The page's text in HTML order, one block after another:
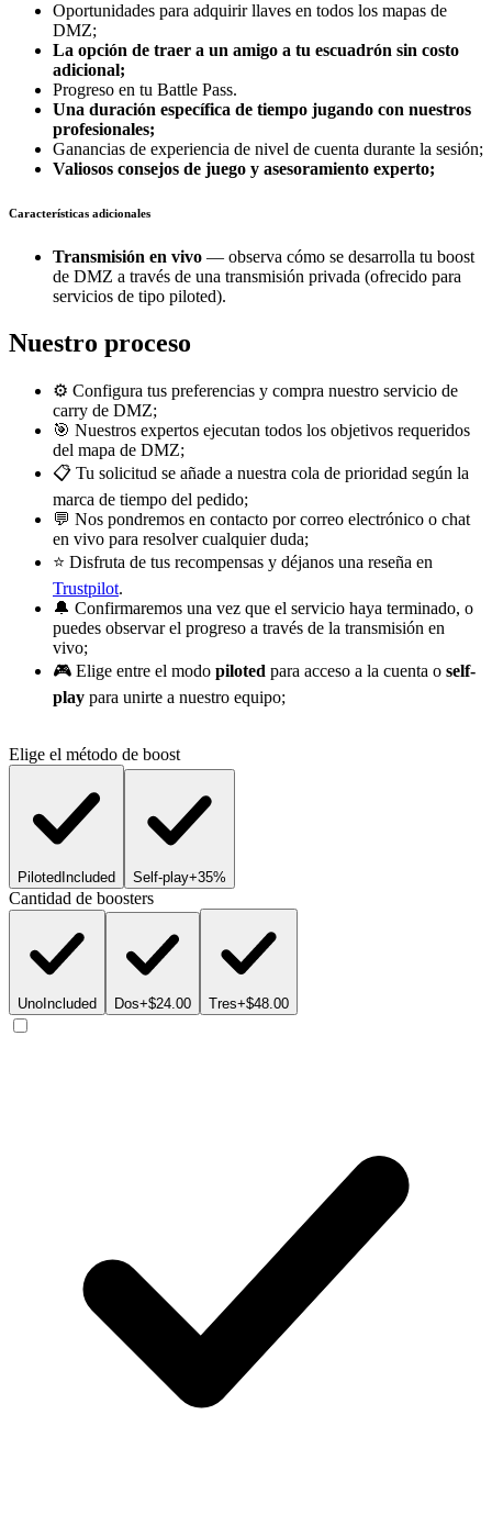
Oportunidades para adquirir llaves en todos los mapas de
DMZ;
La opción de traer a un amigo a tu escuadrón sin costo
adicional;
Progreso en tu Battle Pass.
Una duración específica de tiempo jugando con nuestros
profesionales;
Ganancias de experiencia de nivel de cuenta durante la sesión;
Valiosos consejos de juego y asesoramiento experto;
Características adicionales
Transmisión en vivo — observa cómo se desarrolla tu boost
de DMZ a través de una transmisión privada (ofrecido para
servicios de tipo piloted).
Nuestro proceso
⚙️ Configura tus preferencias y compra nuestro servicio de
carry de DMZ;
🎯 Nuestros expertos ejecutan todos los objetivos requeridos
del mapa de DMZ;
📋 Tu solicitud se añade a nuestra cola de prioridad según la
marca de tiempo del pedido;
💬 Nos pondremos en contacto por correo electrónico o chat
en vivo para resolver cualquier duda;
⭐ Disfruta de tus recompensas y déjanos una reseña en
Trustpilot.
🔔 Confirmaremos una vez que el servicio haya terminado, o
puedes observar el progreso a través de la transmisión en
vivo;
🎮 Elige entre el modo piloted para acceso a la cuenta o self-
play para unirte a nuestro equipo;
Elige el método de boost
Piloted Included Self-play+35%
Cantidad de boosters
Uno Included Dos+$24.00 Tres+$48.00